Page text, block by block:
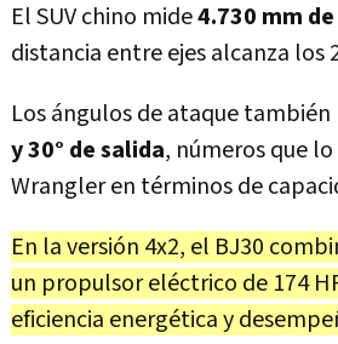
El SUV chino mide4.730 mm
distancia entre ejes alcanza
Los ángulos de ataque
y 30° de salida, números que
Wrangler en términos de
En la versión 4x2, el BJ30
un propulsor eléctrico de 174
eficiencia energética y